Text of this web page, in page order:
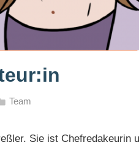
Team
Sie ist Chefredakeurin